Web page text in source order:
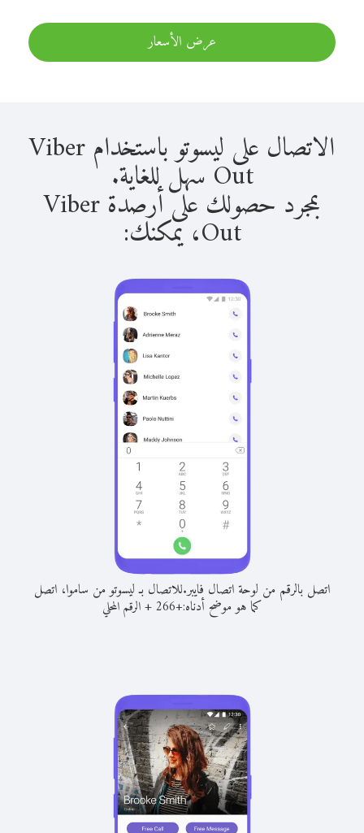
عرض الأسعار
الاتصال على ليسوتو باستخدام Viber
Out سهل للغاية.
بمجرد حصولك على أرصدة Viber
Out، يمكنك:
اتصل بالرقم من لوحة اتصال فايبر.للاتصال بـ ليسوتو من ساموا، اتصل
كما هو موضح أدناه:+
266
+الرقم المحلي